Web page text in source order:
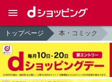
トップページ 本・コミック